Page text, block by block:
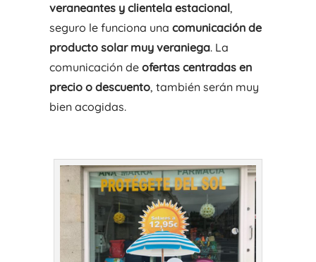
veraneantes y clientela estacional,
seguro le funciona una comunicación de
producto solar muy veraniega. La
comunicación de ofertas centradas en
precio o descuento, también serán muy
bien acogidas.